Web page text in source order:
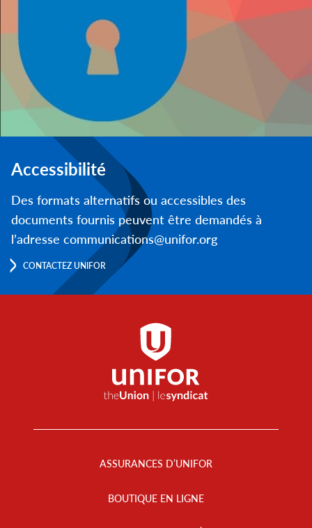
Accessibilité
Des formats alternatifs ou accessibles des
documents fournis peuvent être demandés à
l’adresse communications@unifor.org
CONTACTEZ UNIFOR
ASSURANCES D’UNIFOR
BOUTIQUE EN LIGNE